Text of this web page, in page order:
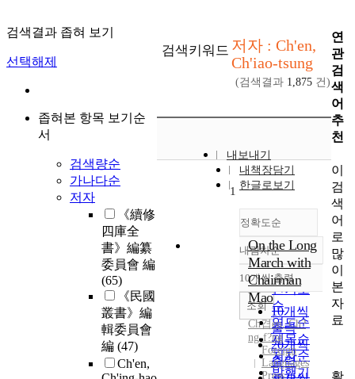
검색결과 좁혀 보기
선택해제
좁혀본 항목 보기순
서
검색량순
가나다순
저자
《續修
四庫全
書》編纂
委員會 編
(65)
《民國
叢書》編
輯委員會
編 (47)
Ch'en,
검색키워드 저자 : Ch'en,
Ch'iao-tsung
(검색결과 1,875 건)
내보내기
내책장담기
한글로보기
정확도순
정확도
순
인기도
순
연도순
제목순
저자순
발행기
내림차순
내림차순
10개씩 출력
10개씩
출력
20개씩
출력
조회
1
On the Long
March with
Chairman
Mao
Ch겹en,Ch?
ng-f?ng
Foreign
Languages
Press
연
관
검
색
어
추
천
이
검
색
어
로
많
이
본
자
료
활